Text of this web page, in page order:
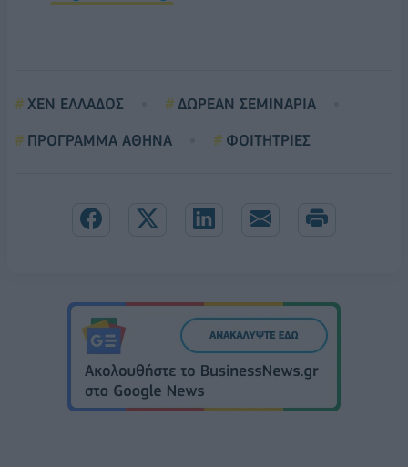
ΧΕΝ ΕΛΛΑΔΟΣ
ΔΩΡΕΑΝ ΣΕΜΙΝΑΡΙΑ
ΠΡΟΓΡΑΜΜΑ ΑΘΗΝΑ
ΦΟΙΤΗΤΡΙΕΣ